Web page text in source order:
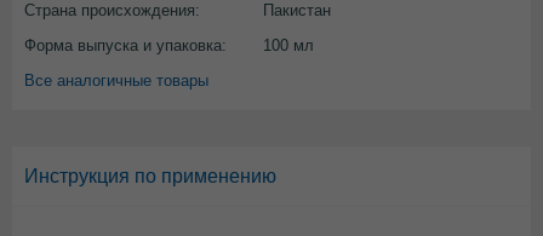
Страна происхождения:
Пакистан
Форма выпуска и упаковка:
100 мл
Все аналогичные товары
Инструкция по применению